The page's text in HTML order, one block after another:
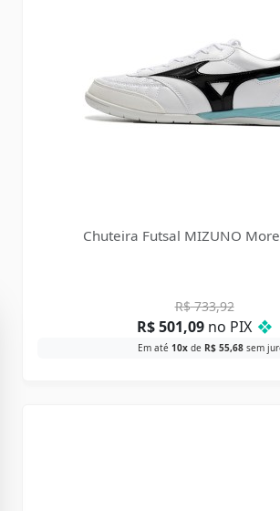
Chuteira Futsal MIZUNO
R$733,92
R$501,09no PIX ❖
Em até 10xde R$55,68sem